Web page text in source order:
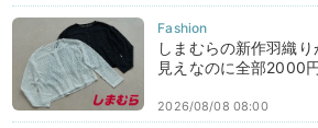
しまむらの新作羽織
見えなのに全部2000
2026/08/08 08:00